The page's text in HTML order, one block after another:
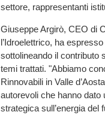
settore, rappresentanti
Giuseppe Argirò, CEO di
l’Idroelettrico, ha
sottolineando il contributo
temi trattati. "Abbiamo
Rinnovabili in Valle
autorevoli che hanno dato
strategica sull’energia del